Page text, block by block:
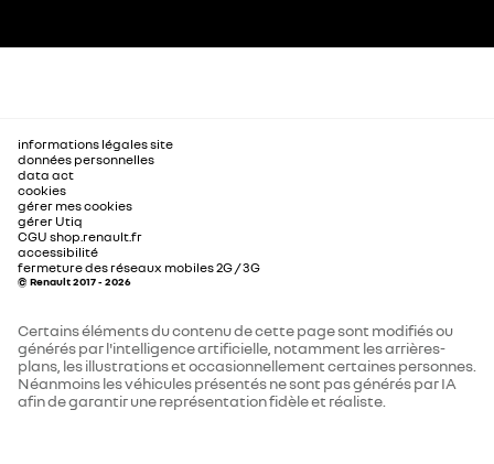
informations légales site
données personnelles
data act
cookies
gérer mes cookies
gérer Utiq
CGU shop.renault.fr
accessibilité
fermeture des réseaux mobiles 2G / 3G
© Renault 2017 - 2026
Certains éléments du contenu de cette page sont modifiés ou
générés par l'intelligence artificielle, notamment les arrières-
plans, les illustrations et occasionnellement certaines personnes.
Néanmoins les véhicules présentés ne sont pas générés par IA
afin de garantir une représentation fidèle et réaliste.